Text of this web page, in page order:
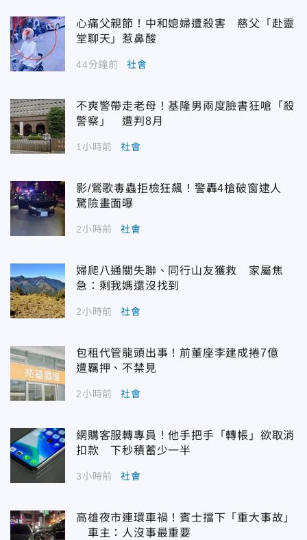
心痛父親節！中和媳婦遭殺害 慈父「赴靈
堂聊天」惹鼻酸
44分鐘前 社會
不爽警帶走老母！基隆男兩度臉書狂嗆「殺
警察」 遭判8月
1小時前 社會
影/鶯歌毒蟲拒檢狂飆！警轟4槍破窗逮人
驚險畫面曝
2小時前 社會
婦爬八通關失聯、同行山友獲救 家屬焦
急：剩我媽還沒找到
2小時前 社會
包租代管龍頭出事！前董座李建成捲7億
遭羈押、不禁見
2小時前 社會
網購客服轉專員！他手把手「轉帳」欲取消
扣款 下秒積蓄少一半
3小時前 社會
高雄夜市連環車禍！賓士擋下「重大事故」
車主：人沒事最重要